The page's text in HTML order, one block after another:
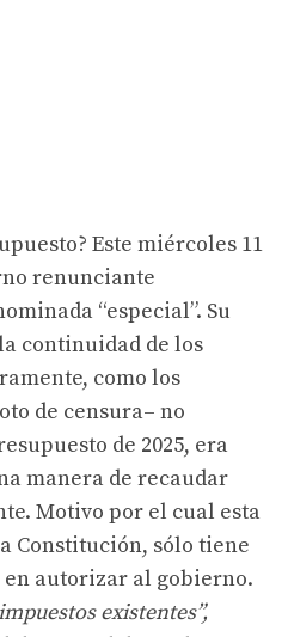
Este miércoles 11
renunciante
“especial”. Su
continuidad de los
como los
de censura– no
de 2025, era
manera de recaudar
Motivo por el cual esta
Constitución, sólo tiene
autorizar al gobierno.
existentes”,